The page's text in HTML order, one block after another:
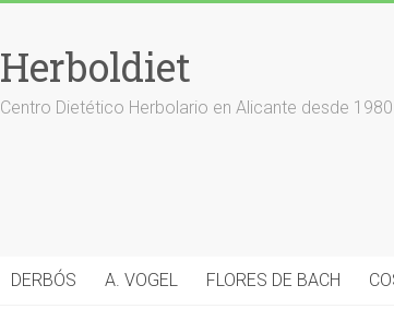
Herboldiet
Centro Dietético Herbolario en Alicante desde 1980
DERBÓS A. VOGEL FLORES DE BACH